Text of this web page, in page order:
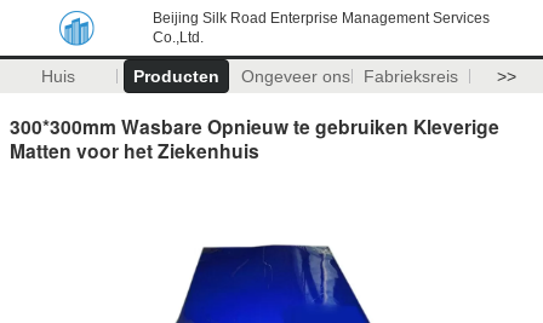
Beijing Silk Road Enterprise Management Services
Co.,Ltd.
Huis Producten Ongeveer ons Fabrieksreis >>
300*300mm Wasbare Opnieuw te gebruiken Kleverige
Matten voor het Ziekenhuis